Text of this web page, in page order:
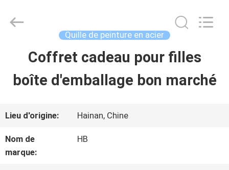
LA
PRODUITS
Electric
Developed
Quille de peinture en acier
Coffret cadeau pour filles
boîte d'emballage bon marché
Lieu d'origine: Hainan, Chine
Nom de
marque:
HB